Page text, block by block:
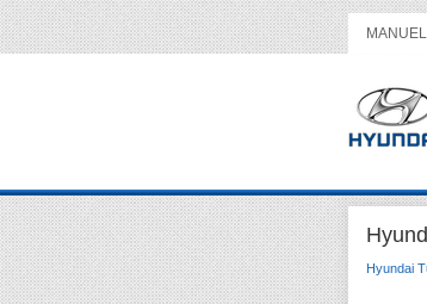
Hyundai